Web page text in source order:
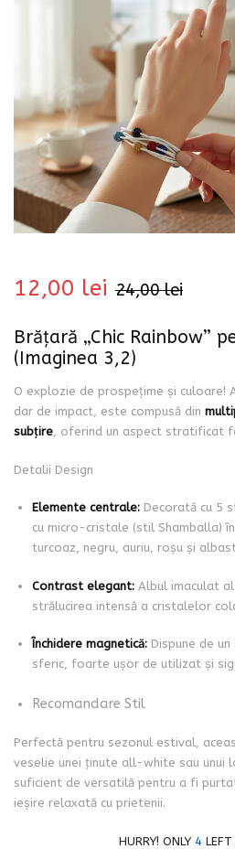
24,00lei
12,00 lei
Brățară „Chic Rainbow”
(Imaginea 3,2)
O explozie de prospețime și culoare!
dar de impact, este compusă din
subțire, oferind un aspect stratificat
Detalii Design
Elemente centrale:Decorată cu 5
cu micro-cristale (stil Shamballa)
turcoaz, negru, auriu, roșu și
Contrast elegant:Albul imaculat al
strălucirea intensă a cristalelor
Închidere magnetică:Dispune de un
sferic, foarte ușor de utilizat și
Recomandare Stil
Perfectă pentru sezonul estival,
veselie unei ținute all-white sau unui
suficient de versatilă pentru a fi
ieșire relaxată cu prietenii.
HURRY! ONLY 4